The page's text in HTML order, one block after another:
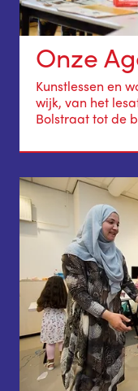
Onze
Kunstlessen en
wijk, van het
Bolstraat tot de